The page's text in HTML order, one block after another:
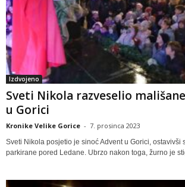
Izdvojeno
Sveti Nikola razveselio
u Gorici
Kronike Velike Gorice - 7. prosinca 2023
Sveti Nikola posjetio je sinoć Advent u Gorici, ostavivši
parkirane pored Ledane. Ubrzo nakon toga, žurno je